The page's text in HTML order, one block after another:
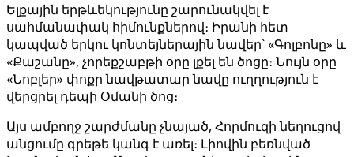
Ելքային երթևեկությունը շարունակվել է
սահմանափակ հիմունքներով։ Իրանի հետ
կապված երկու կոնտեյներային նավեր՝ «Գոլբոնը» և
«Քաշանը», չորեքշաբթի օրը լքել են ծոցը։ Նույն օրը
«Նոբլեր» փոքր նավթատար նավը ուղղություն է
վերցրել դեպի Օմանի ծոց։
Այս ամբողջ շարժմանը չնայած, Հորմուզի նեղուցով
անցումը գրեթե կանգ է առել։ Լիովին բեռնված